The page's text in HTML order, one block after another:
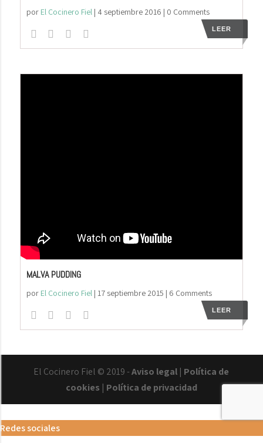
por El Cocinero Fiel| 4 septiembre 2016 | 0 Comments
LEER
MALVA PUDDING
por El Cocinero Fiel| 17 septiembre 2015 | 6 Comments
LEER
El Cocinero Fiel © 2019 -Aviso legal | Política de
cookies | Política de privacidad
Redes sociales